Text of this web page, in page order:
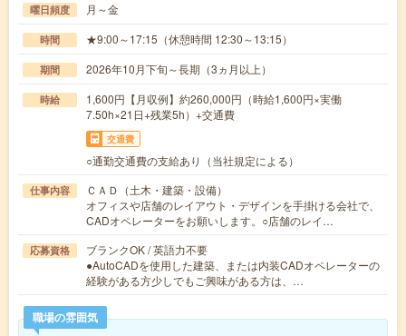
曜日頻度 月～金
時間 ★9:00～17:15（休憩時間 12:30～13:15）
期間 2026年10月下旬～長期（3ヵ月以上）
時給
1,600円【月収例】約260,000円（時給1,600円×実働
7.50h×21日+残業5h）+交通費
交通費
○通勤交通費の支給あり（当社規定による）
仕事内容
ＣＡＤ（土木・建築・設備）
オフィスや店舗のレイアウト・デザインを手掛ける会社で、
CADオペレーターをお願いします。○店舗のレイ…
応募資格
ブランクOK / 英語力不要
●AutoCADを使用した建築、または内装CADオペレーターの
経験がある方少しでもご興味がある方は、…
職場の雰囲気